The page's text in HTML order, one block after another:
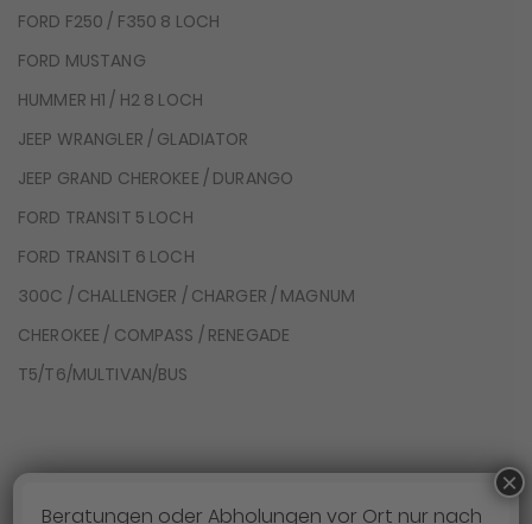
FORD F250 / F350 8 LOCH
FORD MUSTANG
HUMMER H1 / H2 8 LOCH
JEEP WRANGLER / GLADIATOR
JEEP GRAND CHEROKEE / DURANGO
FORD TRANSIT 5 LOCH
FORD TRANSIT 6 LOCH
300C / CHALLENGER / CHARGER / MAGNUM
CHEROKEE / COMPASS / RENEGADE
T5/T6/MULTIVAN/BUS
Beratungen oder Abholungen vor Ort nur nach
×